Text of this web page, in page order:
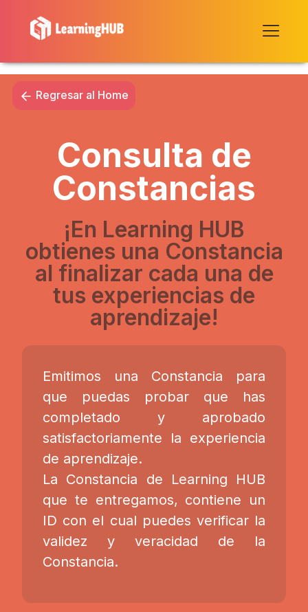
Regresar al Home
Consulta de
Constancias
¡En Learning HUB
obtienes una Constancia
al finalizar cada una de
tus experiencias de
aprendizaje!
Emitimos una Constancia para
que puedas probar que has
completado y aprobado
satisfactoriamente la experiencia
de aprendizaje.
La Constancia de Learning HUB
que te entregamos, contiene un
ID con el cual puedes verificar la
validez y veracidad de la
Constancia.